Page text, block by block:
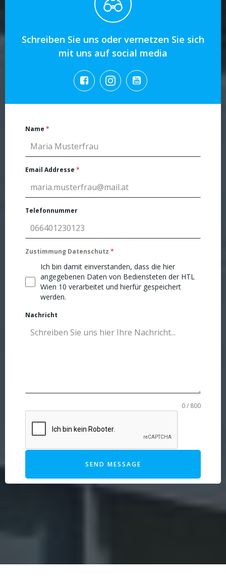
Schreiben Sie uns oder vernetzen Sie sich
mit uns auf social media
Name *
Email Addresse *
Telefonnummer
Zustimmung Datenschutz *
Ich bin damit einverstanden, dass die hier
angegebenen Daten von Bediensteten der HTL
Wien 10 verarbeitet und hierfür gespeichert
werden.
Nachricht
0 / 800
SEND MESSAGE